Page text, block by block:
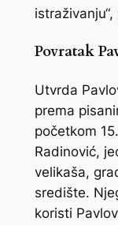
Povratak
Utvrda
prema
početkom
Radinović,
velikaša,
središte.
koristi